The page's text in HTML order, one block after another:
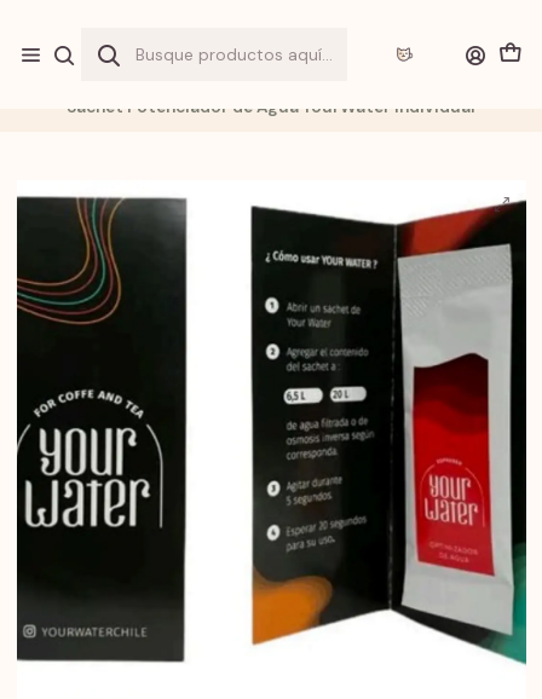
Gran Santiago
Sachet Potenciador de Agua YourWater Individual